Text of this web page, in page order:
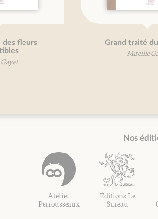
Petit traité des petits-farcis
Nos
Atelier
Perrousseaux
Éditions Le
Sureau